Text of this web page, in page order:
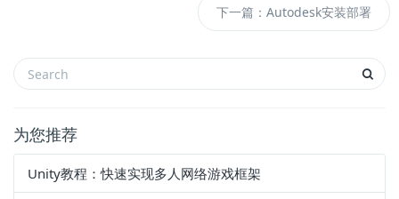
下一篇：Autodesk安装部署
为您推荐
Unity教程：快速实现多人网络游戏框架